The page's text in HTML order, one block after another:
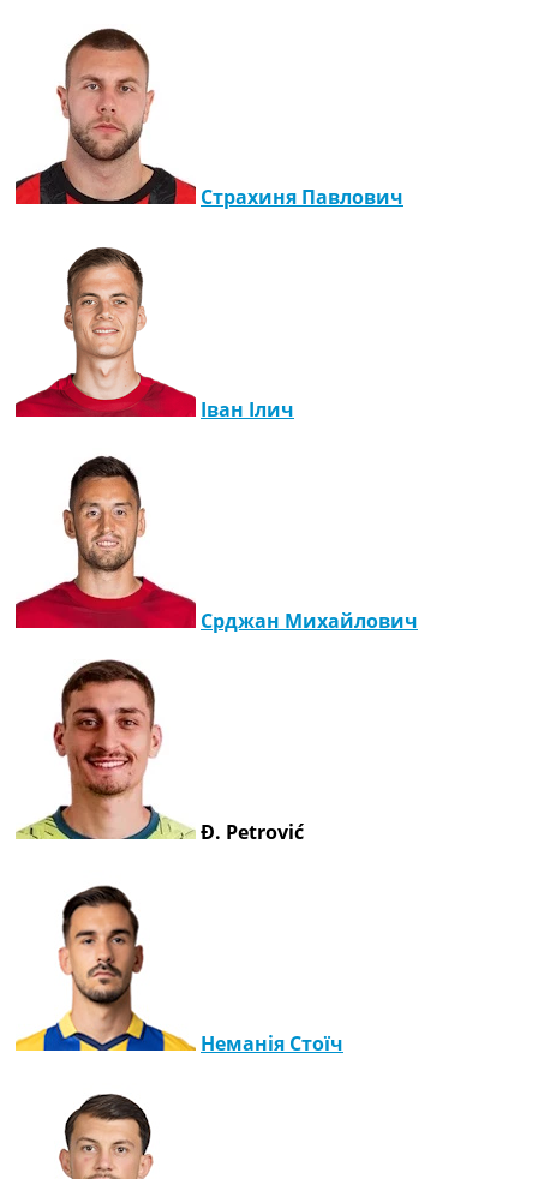
Страхиня Павлович
Іван Ілич
Срджан Михайлович
Đ. Petrović
Неманія Стоїч